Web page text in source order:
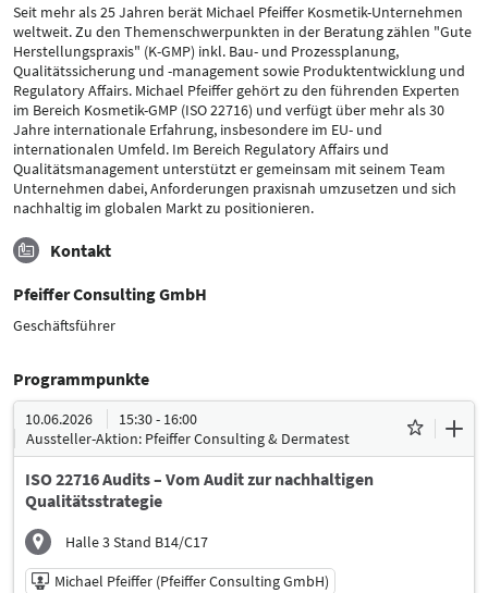
Seit mehr als 25 Jahren berät Michael Pfeiffer Kosmetik-Unternehmen
weltweit. Zu den Themenschwerpunkten in der Beratung zählen "Gute
Herstellungspraxis" (K-GMP) inkl. Bau- und Prozessplanung,
Qualitätssicherung und -management sowie Produktentwicklung und
Regulatory Affairs. Michael Pfeiffer gehört zu den führenden Experten
im Bereich Kosmetik-GMP (ISO 22716) und verfügt über mehr als 30
Jahre internationale Erfahrung, insbesondere im EU- und
internationalen Umfeld. Im Bereich Regulatory Affairs und
Qualitätsmanagement unterstützt er gemeinsam mit seinem Team
Unternehmen dabei, Anforderungen praxisnah umzusetzen und sich
nachhaltig im globalen Markt zu positionieren.
Kontakt
Pfeiffer Consulting GmbH
Geschäftsführer
Programmpunkte
10.06.2026
15:30 - 16:00
Aussteller-Aktion: Pfeiffer Consulting & Dermatest
ISO 22716 Audits – Vom Audit zur nachhaltigen
Qualitätsstrategie
Halle 3 Stand B14/C17
Michael Pfeiffer (Pfeiffer Consulting GmbH)